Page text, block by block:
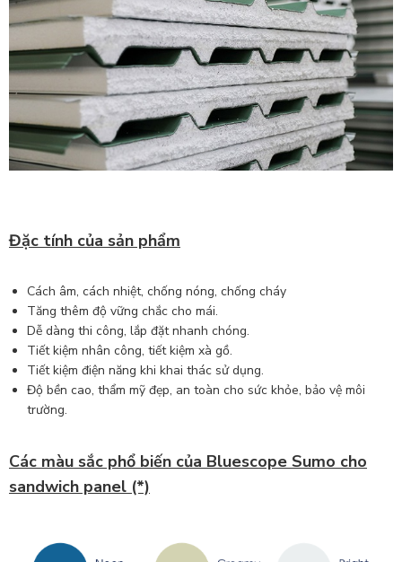
Đặc tính của sản phẩm
Cách âm, cách nhiệt, chống nóng, chống cháy
Tăng thêm độ vững chắc cho mái.
Dễ dàng thi công, lắp đặt nhanh chóng.
Tiết kiệm nhân công, tiết kiệm xà gồ.
Tiết kiệm điện năng khi khai thác sử dụng.
Độ bền cao, thẩm mỹ đẹp, an toàn cho sức khỏe, bảo vệ môi
trường.
Các màu sắc phổ biến của Bluescope Sumo cho
sandwich panel (*)